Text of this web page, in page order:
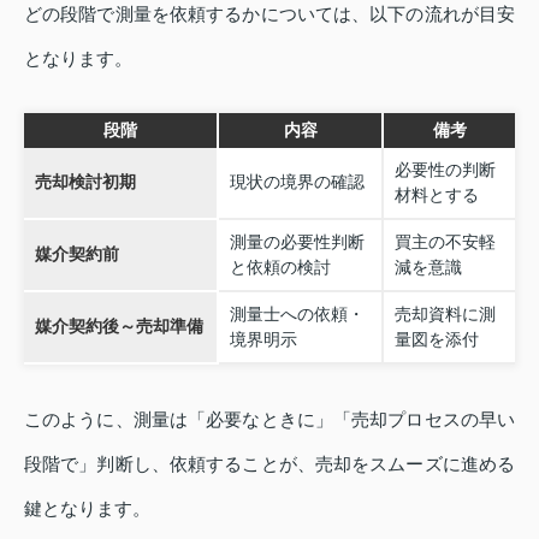
どの段階で測量を依頼するかについては、以下の流れが目安
となります。
段階 内容 備考
売却検討初期 現状の境界の確認
必要性の判断
材料とする
媒介契約前
測量の必要性判断
と依頼の検討
買主の不安軽
減を意識
媒介契約後～売却準備
測量士への依頼・
境界明示
売却資料に測
量図を添付
このように、測量は「必要なときに」「売却プロセスの早い
段階で」判断し、依頼することが、売却をスムーズに進める
鍵となります。